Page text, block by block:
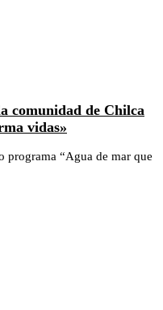
comunidad de Chilca
vidas»
programa “Agua de mar que